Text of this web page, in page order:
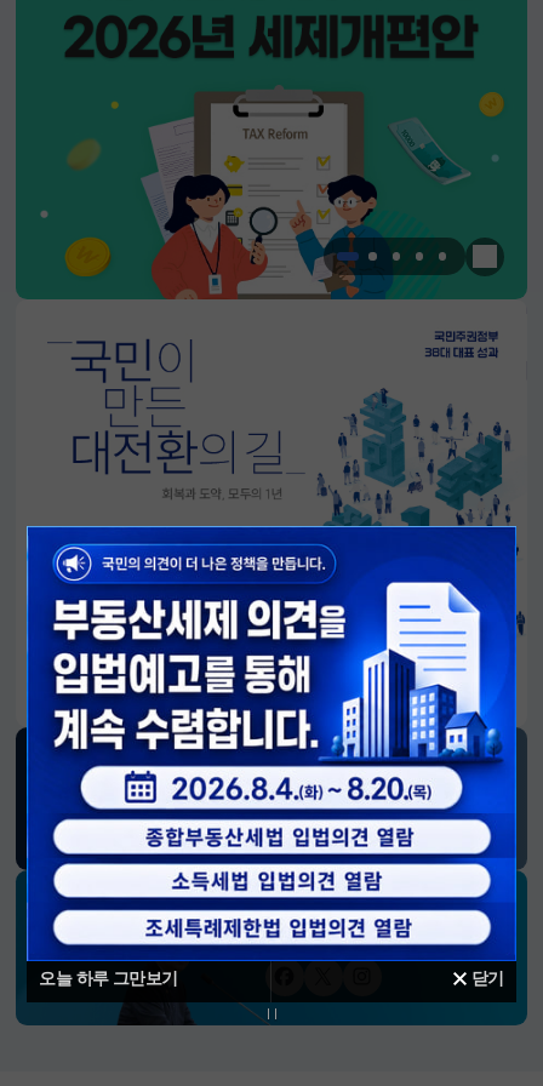
오늘 하루 그만보기 닫기
한눈에
알림판
국민이 만든 대전환의 길-회복과 도약, 모두의 1년
재정경제부 SNS 소식
블로그페이스북트위터(X)유튜브인스타그램
소통하는 경제 리더 구윤철 장관의
SNS 채널